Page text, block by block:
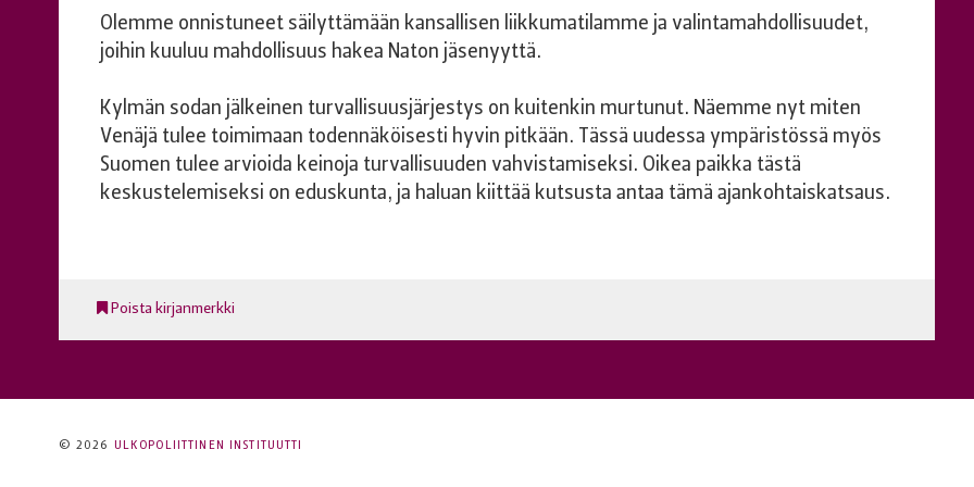
Olemme onnistuneet säilyttämään kansallisen liikkumatilamme ja valintamahdollisuudet,
joihin kuuluu mahdollisuus hakea Naton jäsenyyttä.
Kylmän sodan jälkeinen turvallisuusjärjestys on kuitenkin murtunut. Näemme nyt miten
Venäjä tulee toimimaan todennäköisesti hyvin pitkään. Tässä uudessa ympäristössä myös
Suomen tulee arvioida keinoja turvallisuuden vahvistamiseksi. Oikea paikka tästä
keskustelemiseksi on eduskunta, ja haluan kiittää kutsusta antaa tämä ajankohtaiskatsaus.
Poista kirjanmerkki
© 2026 ULKOPOLIITTINEN INSTITUUTTI